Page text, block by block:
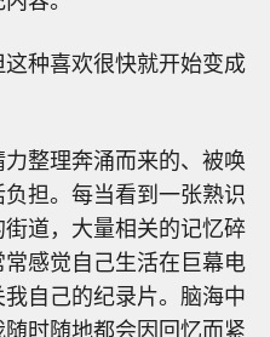
种喜欢很快就开始变成
整理奔涌而来的、被唤
担。每当看到一张熟识
道，大量相关的记忆碎
感觉自己生活在巨幕电
自己的纪录片。脑海中
时随地都会因回忆而紧